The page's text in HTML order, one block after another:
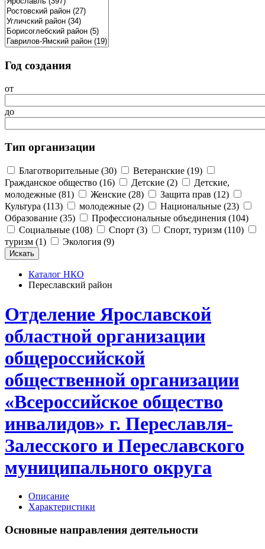
Год создания
от
до
Тип организации
Благотворительные (30)
Ветеранские (19)
Гражданское общество (16)
Детские (2)
Детские,
молодежные (81)
Женские (28)
Защита прав (12)
Культура (113)
молодежные (2)
Национальные (23)
Образование (35)
Профессиональные объединения (104)
Социальные (108)
Спорт (3)
Спорт, туризм (110)
туризм (1)
Экология (9)
Каталог НКО
Переславский район
Отделение Ярославской
областной организации
общероссийской
общественной организации
«Всероссийское общество
инвалидов» г. Переславля-
Залесского и Переславского
муниципального округа
Описание
Характеристики
Основные направления деятельности